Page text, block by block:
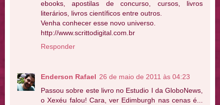
ebooks, apostilas de concurso, cursos, livros
literários, livros científicos entre outros.
Venha conhecer esse novo universo.
http://www.scrittodigital.com.br
Responder
Enderson Rafael 26 de maio de 2011 às 04:23
Passou sobre este livro no Estudio I da GloboNews,
o Xexéu falou! Cara, ver Edimburgh nas cenas é...